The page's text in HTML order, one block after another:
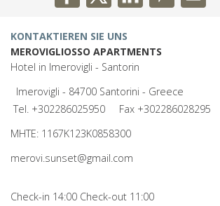
KONTAKTIEREN SIE UNS
MEROVIGLIOSSO APARTMENTS
Hotel in Imerovigli - Santorin
Imerovigli - 84700 Santorini - Greece
Tel. +302286025950
Fax +302286028295
MHTE: 1167Κ123Κ0858300
merovi.sunset@gmail.com
Check-in 14:00 Check-out 11:00